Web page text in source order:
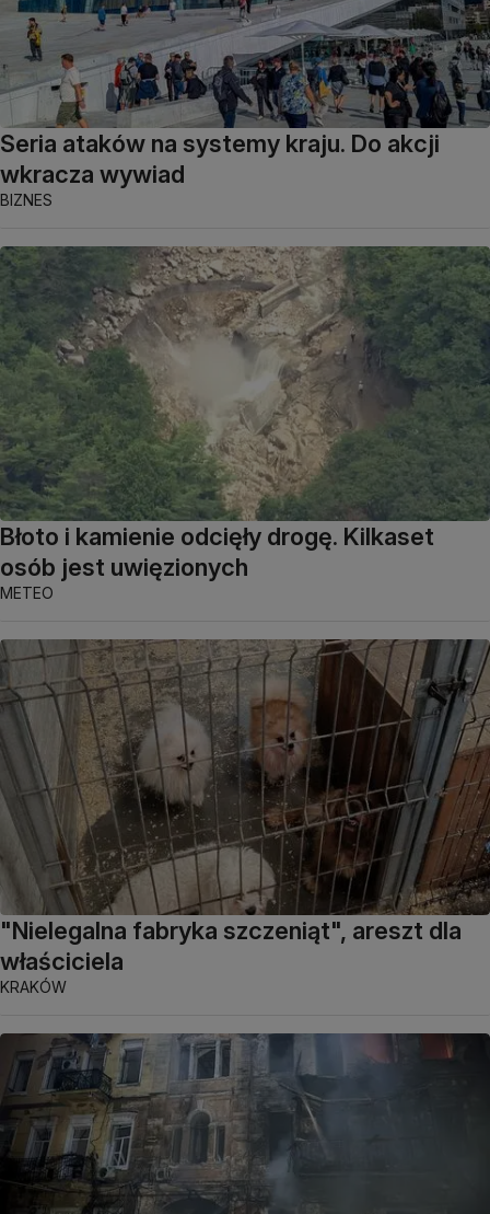
Seria ataków na systemy kraju. Do akcji
wkracza wywiad
BIZNES
Błoto i kamienie odcięły drogę. Kilkaset
osób jest uwięzionych
METEO
"Nielegalna fabryka szczeniąt", areszt dla
właściciela
KRAKÓW